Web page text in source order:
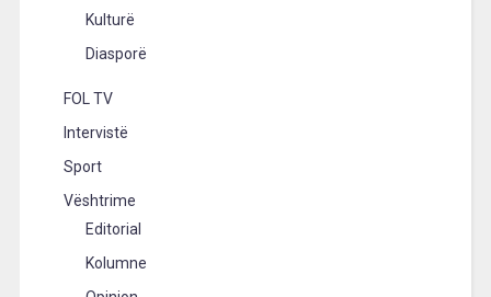
Kulturë
Diasporë
FOL TV
Intervistë
Sport
Vështrime
Editorial
Kolumne